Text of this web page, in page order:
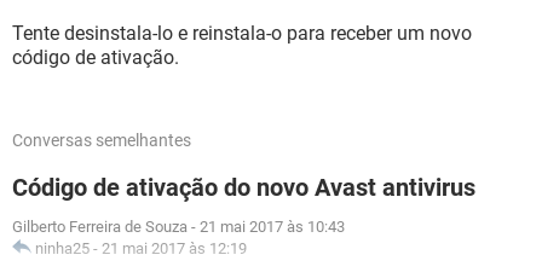
Tente desinstala-lo e reinstala-o para receber um novo
código de ativação.
Conversas semelhantes
Código de ativação do novo Avast antivirus
Gilberto Ferreira de Souza - 21 mai 2017 às 10:43
ninha25 - 21 mai 2017 às 12:19